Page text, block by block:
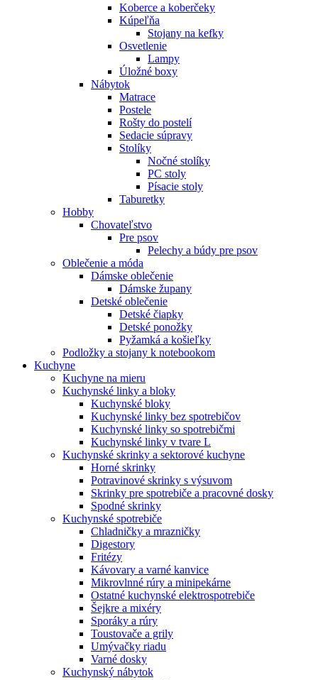
Koberce a koberčeky
Kúpeľňa
Stojany na kefky
Osvetlenie
Lampy
Úložné boxy
Nábytok
Matrace
Postele
Rošty do postelí
Sedacie súpravy
Stolíky
Nočné stolíky
PC stoly
Písacie stoly
Taburetky
Hobby
Chovateľstvo
Pre psov
Pelechy a búdy pre psov
Oblečenie a móda
Dámske oblečenie
Dámske župany
Detské oblečenie
Detské čiapky
Detské ponožky
Pyžamká a košieľky
Podložky a stojany k notebookom
Kuchyne
Kuchyne na mieru
Kuchynské linky a bloky
Kuchynské bloky
Kuchynské linky bez spotrebičov
Kuchynské linky so spotrebičmi
Kuchynské linky v tvare L
Kuchynské skrinky a sektorové kuchyne
Horné skrinky
Potravinové skrinky s výsuvom
Skrinky pre spotrebiče a pracovné dosky
Spodné skrinky
Kuchynské spotrebiče
Chladničky a mrazničky
Digestory
Fritézy
Kávovary a varné kanvice
Mikrovlnné rúry a minipekárne
Ostatné kuchynské elektrospotrebiče
Šejkre a mixéry
Sporáky a rúry
Toustovače a grily
Umývačky riadu
Varné dosky
Kuchynský nábytok